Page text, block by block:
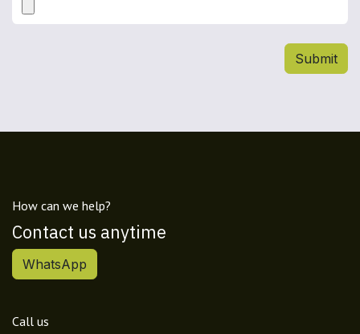
Submit
How can we help?
Contact us anytime
WhatsApp
Call us